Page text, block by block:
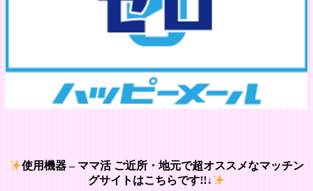
使用機器 – ママ活 ご近所・地元で超オススメなマッチン
グサイトはこちらです!!↓